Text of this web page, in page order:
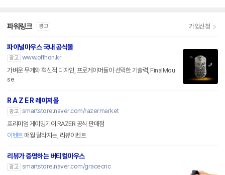
파워링크 광고 가입신청
파이널마우스 국내 공식몰
광고 www.offnon.kr
가벼운 무게와 혁신적 디자인, 프로게이머들이 선택한 기술력, FinalMou
se
R A Z E R 레이저몰
광고 smartstore.naver.com/razermarket
프리미엄 게이밍기어 RAZER 공식 판매점
이벤트매월 달라지는, 리뷰이벤트
리뷰가 증명하는 버티컬마우스
광고 smartstore.naver.com/gracecnc